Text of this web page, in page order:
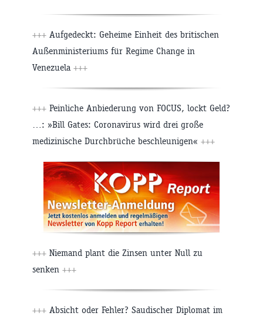
+++ Aufgedeckt: Geheime Einheit des britischen
Außenministeriums für Regime Change in
Venezuela +++
+++ Peinliche Anbiederung von FOCUS, lockt Geld?
…: »Bill Gates: Coronavirus wird drei große
medizinische Durchbrüche beschleunigen« +++
+++ Niemand plant die Zinsen unter Null zu
senken +++
+++ Absicht oder Fehler? Saudischer Diplomat im